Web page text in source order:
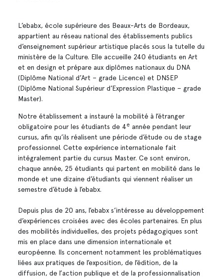
L’ebabx, école supérieure des Beaux-Arts de Bordeaux,
appartient au réseau national des établissements publics
d’enseignement supérieur artistique placés sous la tutelle du
ministère de la Culture. Elle accueille 240 étudiants en Art
et en design et prépare aux diplômes nationaux du DNA
(Diplôme National d’Art – grade Licence) et DNSEP
(Diplôme National Supérieur d’Expression Plastique – grade
Master).
Notre établissement a instauré la mobilité à l’étranger
obligatoire pour les étudiants de 4e année pendant leur
cursus, afin qu’ils réalisent une période d’étude ou de stage
professionnel. Cette expérience internationale fait
intégralement partie du cursus Master. Ce sont environ,
chaque année, 25 étudiants qui partent en mobilité dans le
monde et une dizaine d’étudiants qui viennent réaliser un
semestre d’étude à l’ebabx.
Depuis plus de 20 ans, l’ebabx s’intéresse au développement
d’expériences croisées avec des écoles partenaires. En plus
des mobilités individuelles, des projets pédagogiques sont
mis en place dans une dimension internationale et
européenne. Ils concernent notamment les problématiques
liées aux pratiques de l’exposition, de l’édition, de la
diffusion, de l’action publique et de la professionnalisation